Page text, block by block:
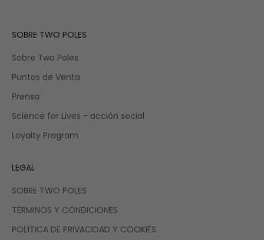
SOBRE TWO POLES
Sobre Two Poles
Puntos de Venta
Prensa
Science for Lives - acción social
Loyalty Program
LEGAL
SOBRE TWO POLES
TÉRMINOS Y CONDICIONES
POLÍTICA DE PRIVACIDAD Y COOKIES